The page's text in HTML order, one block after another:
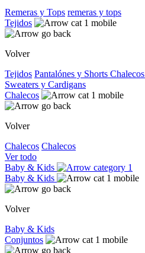
Remeras y Tops remeras y tops
Tejidos
Volver
Tejidos Pantalónes y Shorts Chalecos
Sweaters y Cardigans
Chalecos
Volver
Chalecos Chalecos
Ver todo
Baby & Kids
Baby & Kids
Volver
Baby & Kids
Conjuntos